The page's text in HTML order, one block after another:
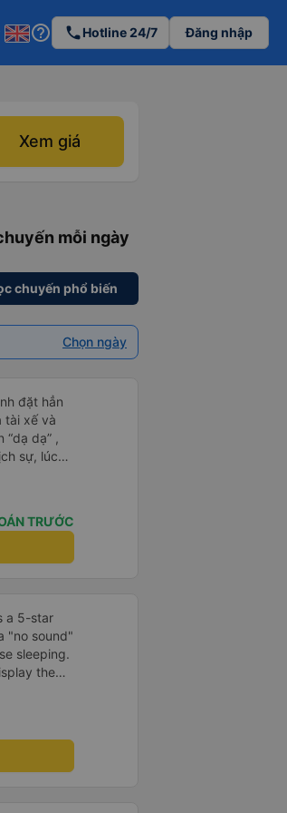
help_outline phoneHotline 24/7 Đăng nhập
Xem giá
mỗi ngày
chuyến phổ biến
Chọn ngày
đặt hẳn
tài xế và
dạ” ,
sự, lúc
xế thì
ít khi
lắm. Mình
lượng tích
trả
TRƯỚC
a 5-star
"no sound"
sleeping.
the
I
việc giữ im
làm